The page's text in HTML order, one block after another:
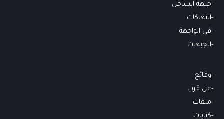
جبهة الساحل
انتهاكات
في الواجهة
الجبهات
وقائع
عن قرب
ملفات
كتابات